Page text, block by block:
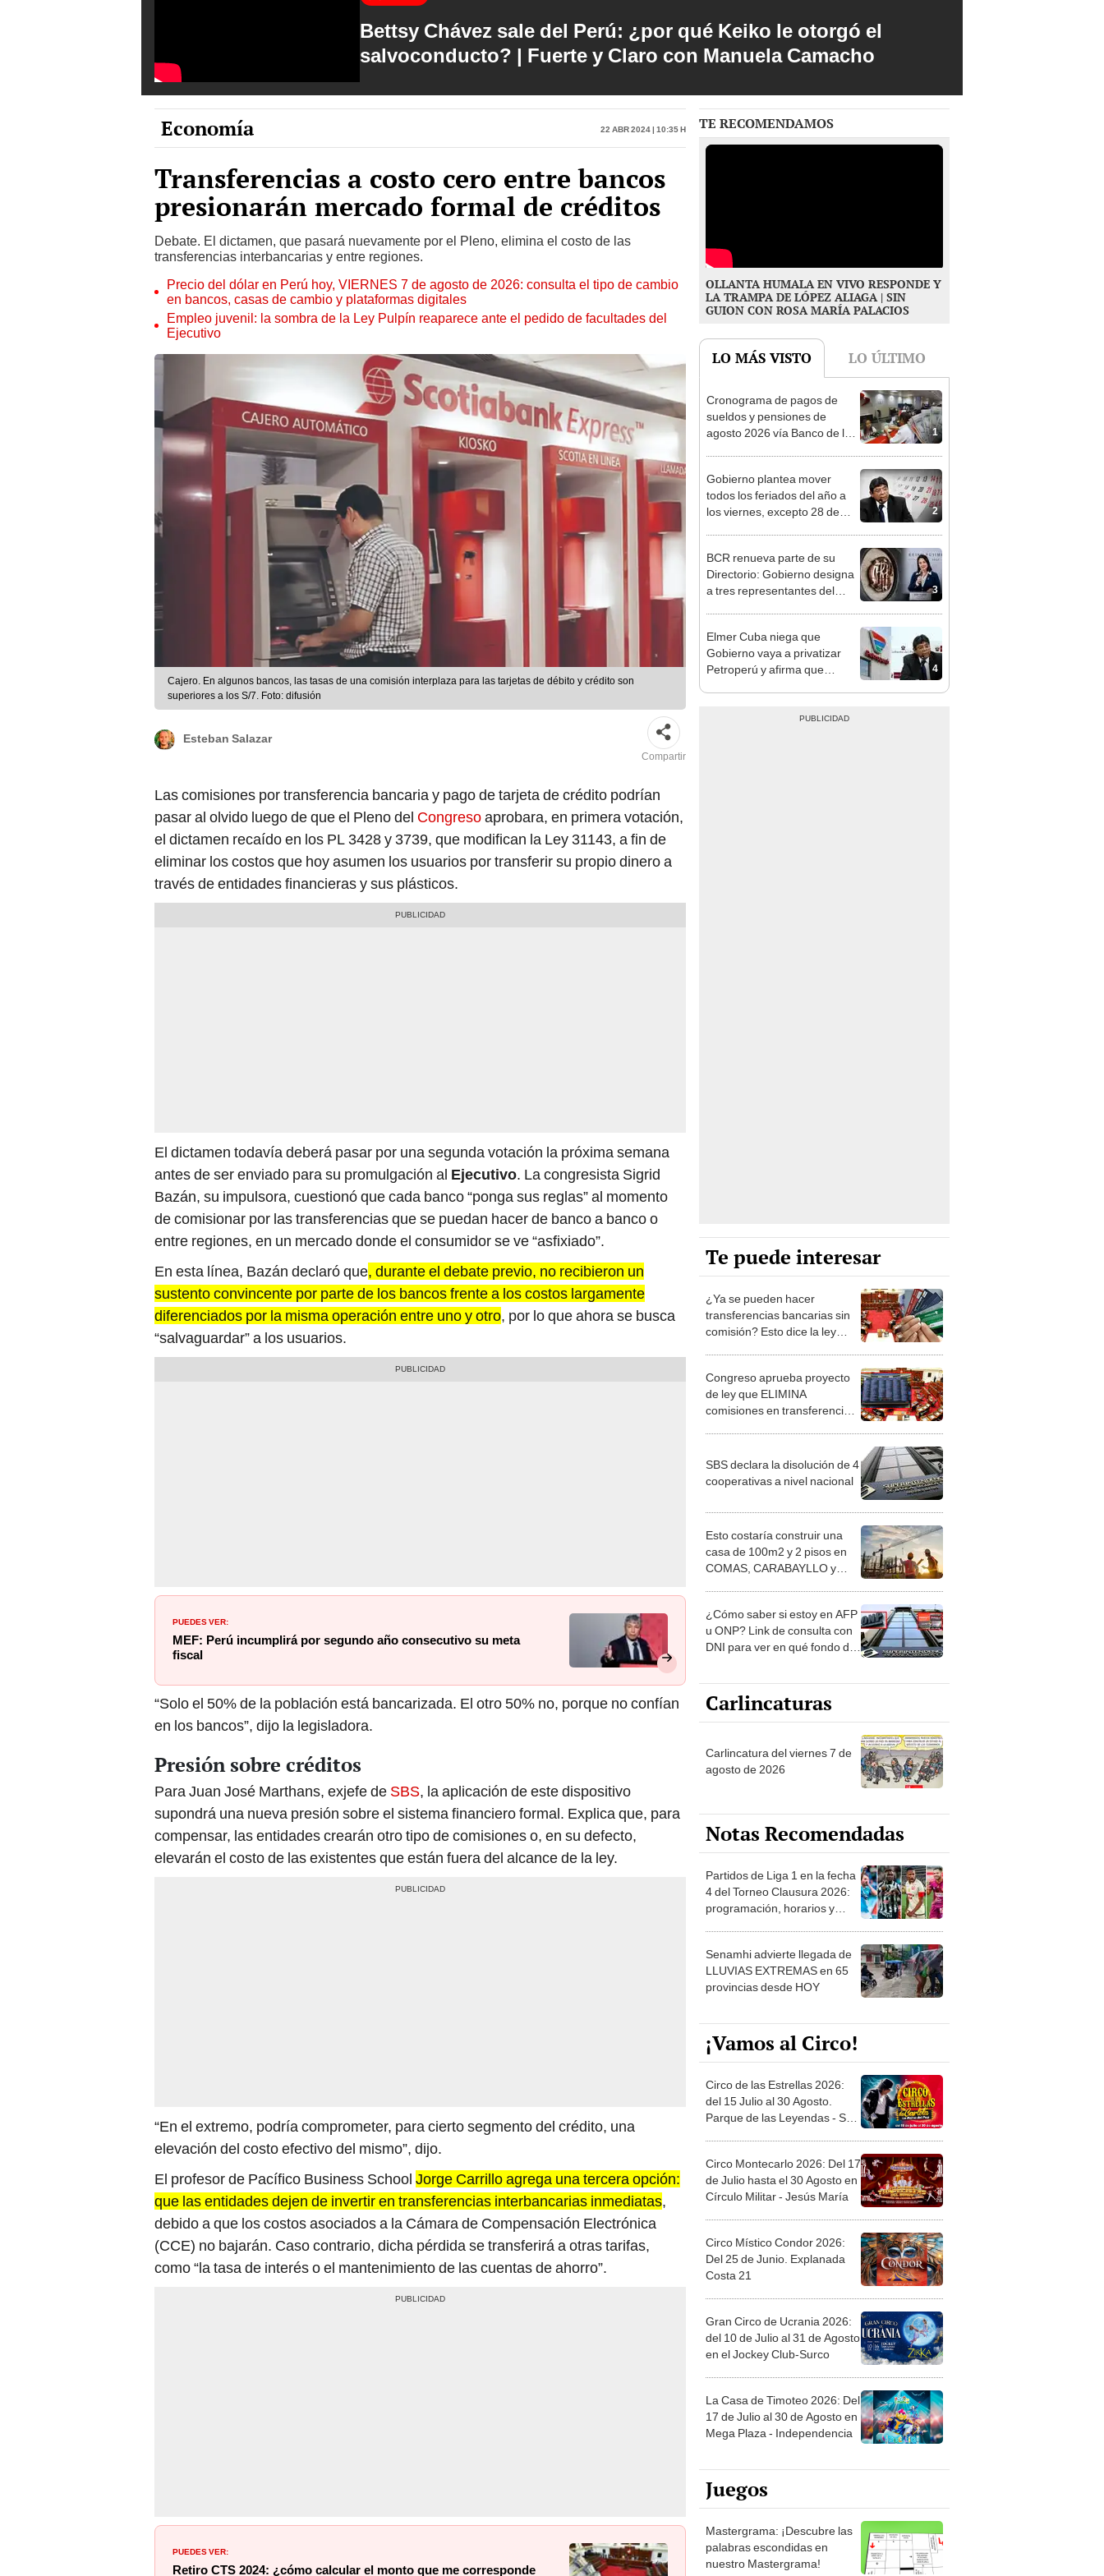
Bettsy Chávez sale del Perú: ¿por qué Keiko le otorgó el
salvoconducto? | Fuerte y Claro con Manuela Camacho
Economía 22 Abr 2024 | 10:35 h
Transferencias a costo cero entre bancos
presionarán mercado formal de créditos
Debate. El dictamen, que pasará nuevamente por el Pleno, elimina el costo de las
transferencias interbancarias y entre regiones.
Precio del dólar en Perú hoy, VIERNES 7 de agosto de 2026: consulta el tipo de cambio
en bancos, casas de cambio y plataformas digitales
Empleo juvenil: la sombra de la Ley Pulpín reaparece ante el pedido de facultades del
Ejecutivo
Cajero. En algunos bancos, las tasas de una comisión interplaza para las tarjetas de débito y crédito son
superiores a los S/7. Foto: difusión
Esteban Salazar
Compartir
Las comisiones por transferencia bancaria y pago de tarjeta de crédito podrían
pasar al olvido luego de que el Pleno del Congresoaprobara, en primera votación,
el dictamen recaído en los PL 3428 y 3739, que modifican la Ley 31143, a fin de
eliminar los costos que hoy asumen los usuarios por transferir su propio dinero a
través de entidades financieras y sus plásticos.
El dictamen todavía deberá pasar por una segunda votación la próxima semana
antes de ser enviado para su promulgación al Ejecutivo. La congresista Sigrid
Bazán, su impulsora, cuestionó que cada banco “ponga sus reglas” al momento
de comisionar por las transferencias que se puedan hacer de banco a banco o
entre regiones, en un mercado donde el consumidor se ve “asfixiado”.
En esta línea, Bazán declaró que, durante el debate previo, no recibieron un
sustento convincente por parte de los bancos frente a los costos largamente
diferenciados por la misma operación entre uno y otro, por lo que ahora se busca
“salvaguardar” a los usuarios.
PUEDES VER:
MEF: Perú incumplirá por segundo año consecutivo su meta
fiscal
“Solo el 50% de la población está bancarizada. El otro 50% no, porque no confían
en los bancos”, dijo la legisladora.
Presión sobre créditos
Para Juan José Marthans, exjefe de SBS, la aplicación de este dispositivo
supondrá una nueva presión sobre el sistema financiero formal. Explica que, para
compensar, las entidades crearán otro tipo de comisiones o, en su defecto,
elevarán el costo de las existentes que están fuera del alcance de la ley.
“En el extremo, podría comprometer, para cierto segmento del crédito, una
elevación del costo efectivo del mismo”, dijo.
El profesor de Pacífico Business School Jorge Carrillo agrega una tercera opción:
que las entidades dejen de invertir en transferencias interbancarias inmediatas,
debido a que los costos asociados a la Cámara de Compensación Electrónica
(CCE) no bajarán. Caso contrario, dicha pérdida se transferirá a otras tarifas,
como “la tasa de interés o el mantenimiento de las cuentas de ahorro”.
PUEDES VER:
Retiro CTS 2024: ¿cómo calcular el monto que me corresponde
TE RECOMENDAMOS
OLLANTA HUMALA EN VIVO RESPONDE Y
LA TRAMPA DE LÓPEZ ALIAGA | SIN
GUION CON ROSA MARÍA PALACIOS
LO MÁS VISTO LO ÚLTIMO
1
Cronograma de pagos de
sueldos y pensiones de
agosto 2026 vía Banco de la
2
Gobierno plantea mover
todos los feriados del año a
los viernes, excepto 28 de
3
BCR renueva parte de su
Directorio: Gobierno designa
a tres representantes del
4
Elmer Cuba niega que
Gobierno vaya a privatizar
Petroperú y afirma que
Te puede interesar
¿Ya se pueden hacer
transferencias bancarias sin
comisión? Esto dice la ley
Congreso aprueba proyecto
de ley que ELIMINA
comisiones en transferencias
SBS declara la disolución de 4
cooperativas a nivel nacional
Esto costaría construir una
casa de 100m2 y 2 pisos en
COMAS, CARABAYLLO y
¿Cómo saber si estoy en AFP
u ONP? Link de consulta con
DNI para ver en qué fondo de
Carlincaturas
Carlincatura del viernes 7 de
agosto de 2026
Notas Recomendadas
Partidos de Liga 1 en la fecha
4 del Torneo Clausura 2026:
programación, horarios y
Senamhi advierte llegada de
LLUVIAS EXTREMAS en 65
provincias desde HOY
¡Vamos al Circo!
Circo de las Estrellas 2026:
del 15 Julio al 30 Agosto.
Parque de las Leyendas - San
Circo Montecarlo 2026: Del 17
de Julio hasta el 30 Agosto en
Círculo Militar - Jesús María
Circo Místico Condor 2026:
Del 25 de Junio. Explanada
Costa 21
Gran Circo de Ucrania 2026:
del 10 de Julio al 31 de Agosto
en el Jockey Club-Surco
La Casa de Timoteo 2026: Del
17 de Julio al 30 de Agosto en
Mega Plaza - Independencia
Juegos
Mastergrama: ¡Descubre las
palabras escondidas en
nuestro Mastergrama!